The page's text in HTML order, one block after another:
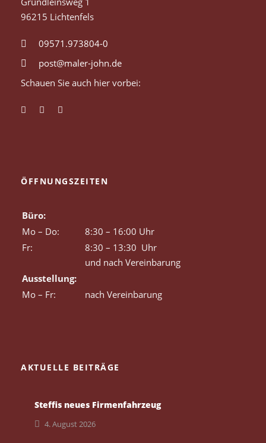
96215 Lichtenfels
09571.973804-0
post@maler-john.de
Schauen Sie auch hier vorbei:
ÖFFNUNGSZEITEN
Büro:
Mo – Do:
8:30 – 16:00 Uhr
Fr:
8:30 – 13:30 Uhr
und nach Vereinbarung
Ausstellung:
Mo – Fr:
nach Vereinbarung
AKTUELLE BEITRÄGE
Steffis neues Firmenfahrzeug
4. August 2026